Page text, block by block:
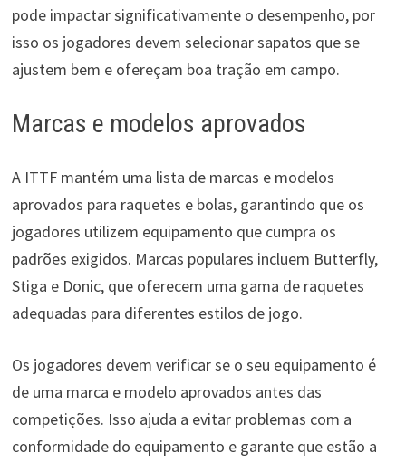
pode impactar significativamente o desempenho, por
isso os jogadores devem selecionar sapatos que se
ajustem bem e ofereçam boa tração em campo.
Marcas e modelos aprovados
A ITTF mantém uma lista de marcas e modelos
aprovados para raquetes e bolas, garantindo que os
jogadores utilizem equipamento que cumpra os
padrões exigidos. Marcas populares incluem Butterfly,
Stiga e Donic, que oferecem uma gama de raquetes
adequadas para diferentes estilos de jogo.
Os jogadores devem verificar se o seu equipamento é
de uma marca e modelo aprovados antes das
competições. Isso ajuda a evitar problemas com a
conformidade do equipamento e garante que estão a